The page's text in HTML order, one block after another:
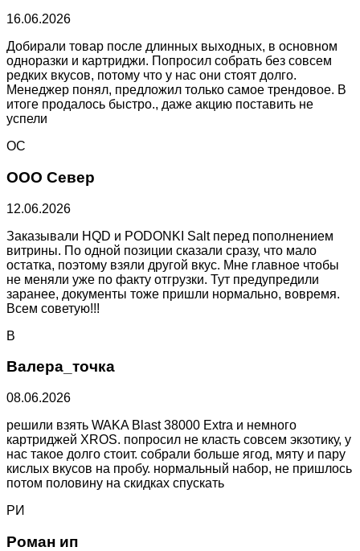
16.06.2026
Добирали товар после длинных выходных, в основном
одноразки и картриджи. Попросил собрать без совсем
редких вкусов, потому что у нас они стоят долго.
Менеджер понял, предложил только самое трендовое. В
итоге продалось быстро., даже акцию поставить не
успели
ОС
ООО Север
12.06.2026
Заказывали HQD и PODONKI Salt перед пополнением
витрины. По одной позиции сказали сразу, что мало
остатка, поэтому взяли другой вкус. Мне главное чтобы
не меняли уже по факту отгрузки. Тут предупредили
заранее, документы тоже пришли нормально, вовремя.
Всем советую!!!
В
Валера_точка
08.06.2026
решили взять WAKA Blast 38000 Extra и немного
картриджей XROS. попросил не класть совсем экзотику, у
нас такое долго стоит. собрали больше ягод, мяту и пару
кислых вкусов на пробу. нормальный набор, не пришлось
потом половину на скидках спускать
РИ
Роман ип